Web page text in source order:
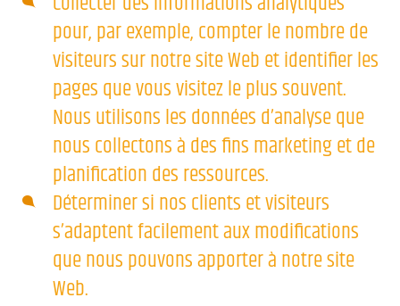
pour, par exemple, compter le nombre de
visiteurs sur notre site Web et identifier les
pages que vous visitez le plus souvent.
Nous utilisons les données d’analyse que
nous collectons à des fins marketing et de
planification des ressources.
Déterminer si nos clients et visiteurs
s’adaptent facilement aux modifications
que nous pouvons apporter à notre site
Web.